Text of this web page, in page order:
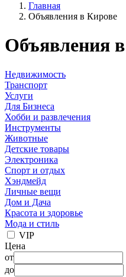
Главная
Объявления в Кирове
Объявления
Недвижимость
Транспорт
Услуги
Для Бизнеса
Хобби и развлечения
Инструменты
Животные
Детские товары
Электроника
Спорт и отдых
Хэндмейд
Личные вещи
Дом и Дача
Красота и здоровье
Мода и стиль
VIP
Цена
от
до